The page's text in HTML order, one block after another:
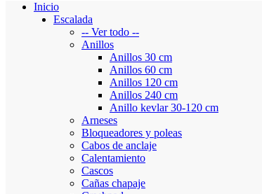
Inicio
Escalada
-- Ver todo --
Anillos
Anillos 30 cm
Anillos 60 cm
Anillos 120 cm
Anillos 240 cm
Anillo kevlar 30-120 cm
Arneses
Bloqueadores y poleas
Cabos de anclaje
Calentamiento
Cascos
Cañas chapaje